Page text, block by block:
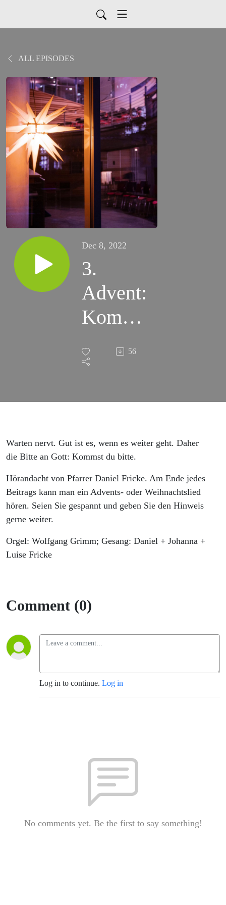
ALL EPISODES
Dec 8, 2022
3.
Advent:
Kommst
du bitte,
Gott
56
Warten nervt. Gut ist es, wenn es weiter geht. Daher
die Bitte an Gott: Kommst du bitte.
Hörandacht von Pfarrer Daniel Fricke. Am Ende jedes
Beitrags kann man ein Advents- oder Weihnachtslied
hören. Seien Sie gespannt und geben Sie den Hinweis
gerne weiter.
Orgel: Wolfgang Grimm; Gesang: Daniel + Johanna +
Luise Fricke
Comment (0)
Log in to continue. Log in
No comments yet. Be the first to say something!